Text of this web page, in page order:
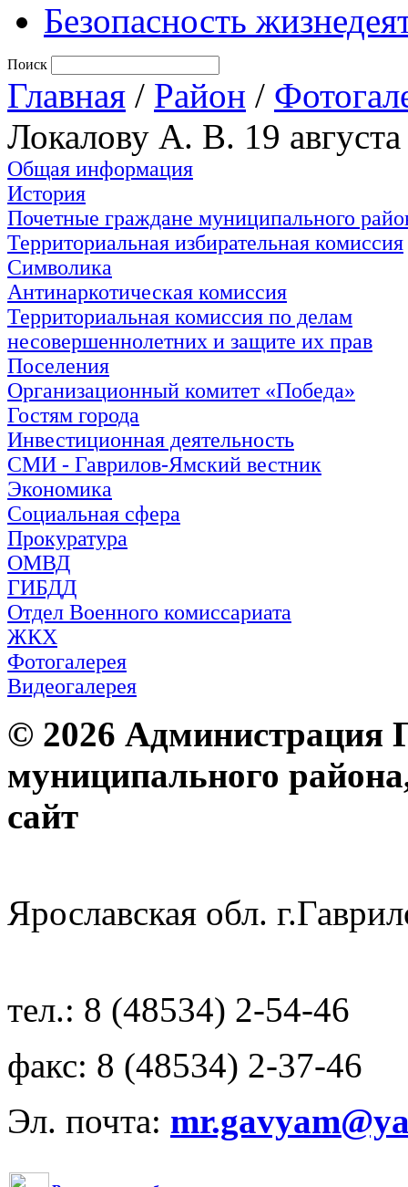
Безопасность
Поиск
Главная / Район /
Локалову А. В. 19
Общая информация
История
Почетные граждане муниципального
Территориальная избирательная комиссия
Символика
Антинаркотическая комиссия
Территориальная комиссия по делам
несовершеннолетних и защите их прав
Поселения
Организационный комитет «Победа»
Гостям города
Инвестиционная деятельность
СМИ - Гаврилов-Ямский вестник
Экономика
Социальная сфера
Прокуратура
ОМВД
ГИБДД
Отдел Военного комиссариата
ЖКХ
Фотогалерея
Видеогалерея
© 2026 Администрация
муниципального
Ярославская обл.
тел.: 8 (48534) 2-54-46
факс: 8 (48534) 2-37-46
Эл. почта: